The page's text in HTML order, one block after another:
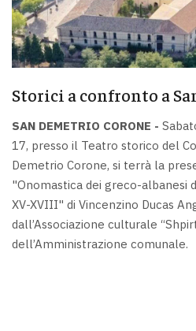
Storici a confronto a
SAN DEMETRIO CORONE -
17, presso il Teatro storico del
Demetrio Corone, si terrà la
"Onomastica dei greco-albanesi
XV-XVIII" di Vincenzino Ducas
dall’Associazione culturale
dell’Amministrazione comunale.